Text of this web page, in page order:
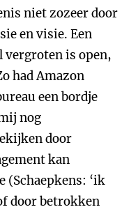
niet zozeer door
en visie. Een
vergroten is open,
had Amazon
een bordje
nog
door
kan
(Schaepkens: ‘ik
door betrokken